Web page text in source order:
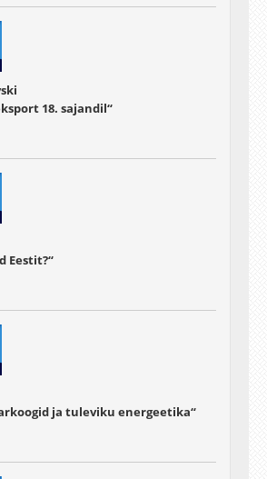
18. sajandil“
Eestit?“
ja tuleviku energeetika“